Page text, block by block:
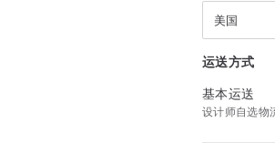
美国
运送方式
基本运送
设计师自选物